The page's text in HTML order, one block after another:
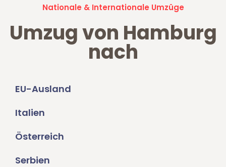
Nationale & Internationale Umzüge
Umzug von Hamburg
nach
EU-Ausland
Italien
Österreich
Serbien